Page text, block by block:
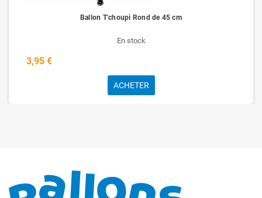
Ballon T'choupi Rond de 45 cm
En stock
3,95 €
ACHETER